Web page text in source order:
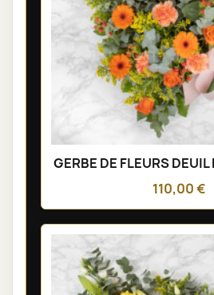
GERBE DE FLEURS
110,00 €